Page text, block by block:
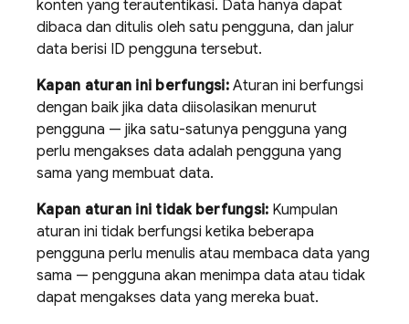
konten yang terautentikasi. Data hanya dapat
dibaca dan ditulis oleh satu pengguna, dan jalur
data berisi ID pengguna tersebut.
Kapan aturan ini berfungsi:Aturan ini berfungsi
dengan baik jika data diisolasikan menurut
pengguna — jika satu-satunya pengguna yang
perlu mengakses data adalah pengguna yang
sama yang membuat data.
Kapan aturan ini tidak berfungsi: Kumpulan
aturan ini tidak berfungsi ketika beberapa
pengguna perlu menulis atau membaca data yang
sama — pengguna akan menimpa data atau tidak
dapat mengakses data yang mereka buat.